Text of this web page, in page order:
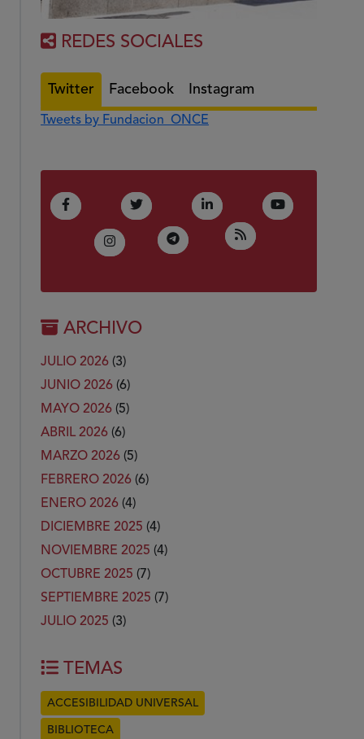
REDES SOCIALES
Twitter Facebook Instagram
Tweets by Fundacion_ONCE
Facebook
(Abre en nueva ventana)
Twitter
(Abre en nueva ventana)
LinkedIn
(Abre en nueva ventana)
Youtube
(Abre en
Instagram
(Abre en nueva ventana)
Telegram
(Abre en nueva ventana)
RSS
(Abre en nueva
ARCHIVO
JULIO 2026 (3)
JUNIO 2026 (6)
MAYO 2026 (5)
ABRIL 2026 (6)
MARZO 2026 (5)
FEBRERO 2026 (6)
ENERO 2026 (4)
DICIEMBRE 2025 (4)
NOVIEMBRE 2025 (4)
OCTUBRE 2025 (7)
SEPTIEMBRE 2025 (7)
JULIO 2025 (3)
TEMAS
ACCESIBILIDAD UNIVERSAL
BIBLIOTECA